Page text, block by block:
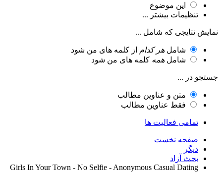
این موضوع
تنظیمات بیشتر ...
نمایش نتایجی که شامل ...
شامل هر کدام از کلمه های من شود
شامل همه کلمه های من شود
جستجو در ...
متن و عناوین مطالب
فقط عناوین مطالب
تمامی فعالیت ها
صفحه نخست
دیگر
بحث آزاد
Girls In Your Town - No Selfie - Anonymous Casual Dating